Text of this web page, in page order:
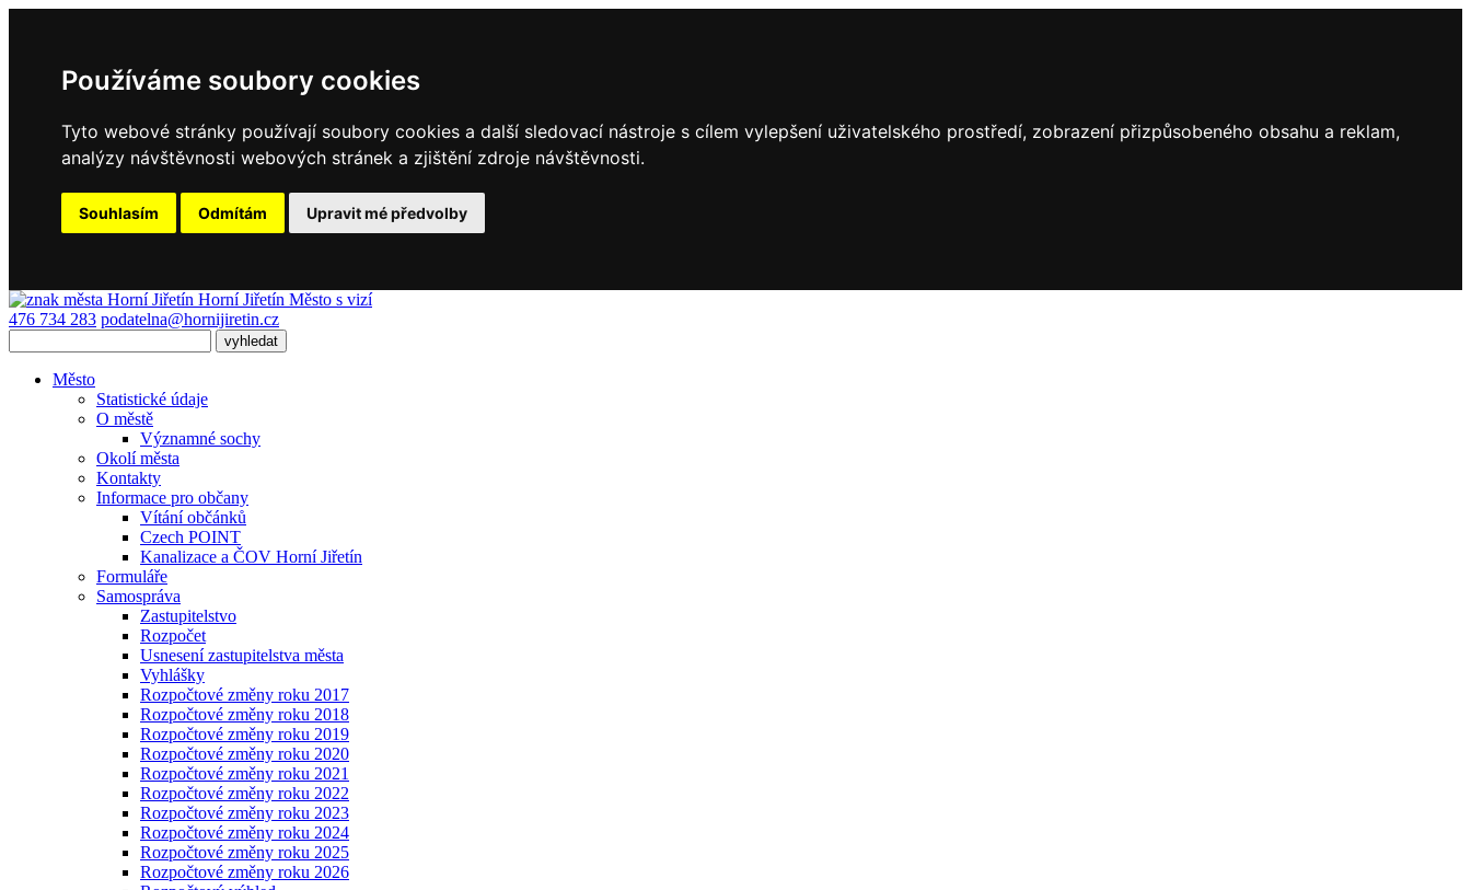
Používáme soubory cookies
Tyto webové stránky používají soubory cookies a další sledovací nástroje s cílem vylepšení uživatelského prostředí, zobrazení přizpůsobeného obsahu a reklam,
analýzy návštěvnosti webových stránek a zjištění zdroje návštěvnosti.
Souhlasím Odmítám Upravit mé předvolby
Horní Jiřetín Město s vizí
476 734 283 podatelna@hornijiretin.cz
Město
Statistické údaje
O městě
Významné sochy
Okolí města
Kontakty
Informace pro občany
Vítání občánků
Czech POINT
Kanalizace a ČOV Horní Jiřetín
Formuláře
Samospráva
Zastupitelstvo
Rozpočet
Usnesení zastupitelstva města
Vyhlášky
Rozpočtové změny roku 2017
Rozpočtové změny roku 2018
Rozpočtové změny roku 2019
Rozpočtové změny roku 2020
Rozpočtové změny roku 2021
Rozpočtové změny roku 2022
Rozpočtové změny roku 2023
Rozpočtové změny roku 2024
Rozpočtové změny roku 2025
Rozpočtové změny roku 2026